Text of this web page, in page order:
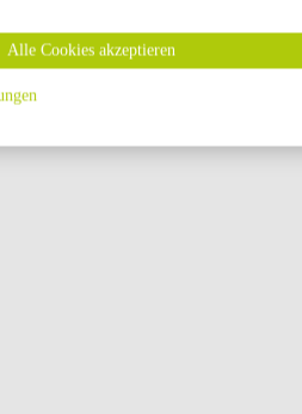
}} von {{ pagination.pageCount }}
Alle Cookies akzeptieren